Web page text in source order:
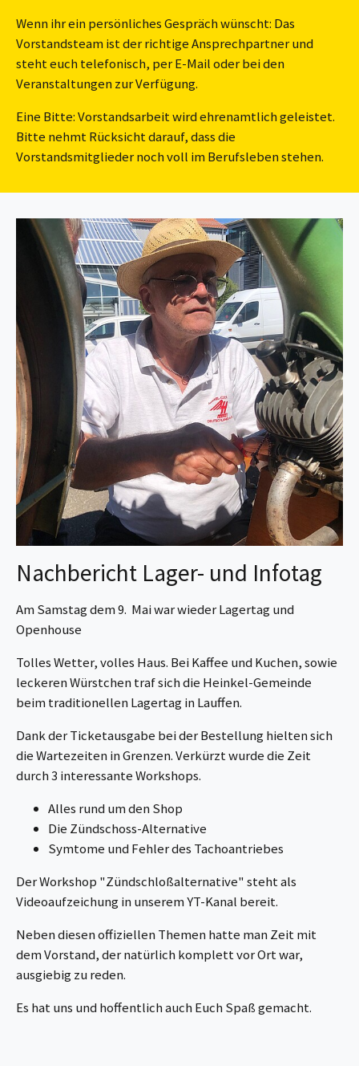
Wenn ihr ein persönliches Gespräch wünscht: Das
Vorstandsteam ist der richtige Ansprechpartner und
steht euch telefonisch, per E-Mail oder bei den
Veranstaltungen zur Verfügung.
Eine Bitte: Vorstandsarbeit wird ehrenamtlich geleistet.
Bitte nehmt Rücksicht darauf, dass die
Vorstandsmitglieder noch voll im Berufsleben stehen.
Nachbericht Lager- und Infotag
Am Samstag dem 9. Mai war wieder Lagertag und
Openhouse
Tolles Wetter, volles Haus. Bei Kaffee und Kuchen, sowie
leckeren Würstchen traf sich die Heinkel-Gemeinde
beim traditionellen Lagertag in Lauffen.
Dank der Ticketausgabe bei der Bestellung hielten sich
die Wartezeiten in Grenzen. Verkürzt wurde die Zeit
durch 3 interessante Workshops.
Alles rund um den Shop
Die Zündschoss-Alternative
Symtome und Fehler des Tachoantriebes
Der Workshop "Zündschloßalternative" steht als
Videoaufzeichung in unserem YT-Kanal bereit.
Neben diesen offiziellen Themen hatte man Zeit mit
dem Vorstand, der natürlich komplett vor Ort war,
ausgiebig zu reden.
Es hat uns und hoffentlich auch Euch Spaß gemacht.